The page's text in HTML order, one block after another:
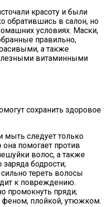
красоту и были
обратившись в салон, но
условиях. Маски,
правильно,
а также
витаминными
сохранить здоровое
мыть следует только
помогает против
волос, а также
бодрости;
тереть волосы
к повреждению.
промокнуть пряди;
феном, плойкой, утюжком.